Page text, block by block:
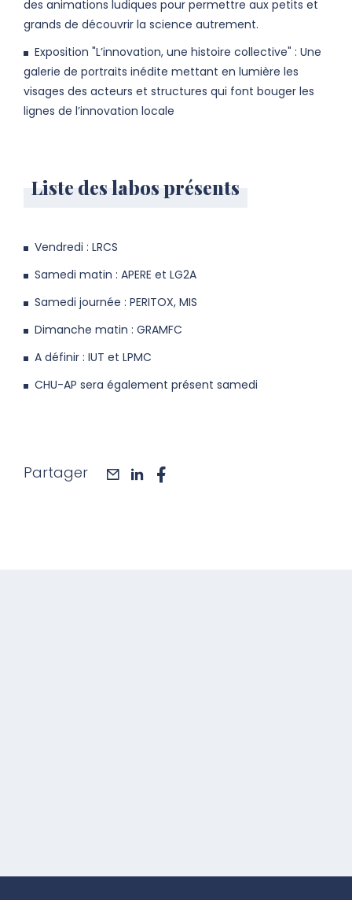
des animations ludiques pour permettre aux petits et
grands de découvrir la science autrement.
Exposition "L’innovation, une histoire collective" : Une
galerie de portraits inédite mettant en lumière les
visages des acteurs et structures qui font bouger les
lignes de l’innovation locale
Liste des labos présents
Vendredi : LRCS
Samedi matin : APERE et LG2A
Samedi journée : PERITOX, MIS
Dimanche matin : GRAMFC
A définir : IUT et LPMC
CHU-AP sera également présent samedi
Partager maillinkedin